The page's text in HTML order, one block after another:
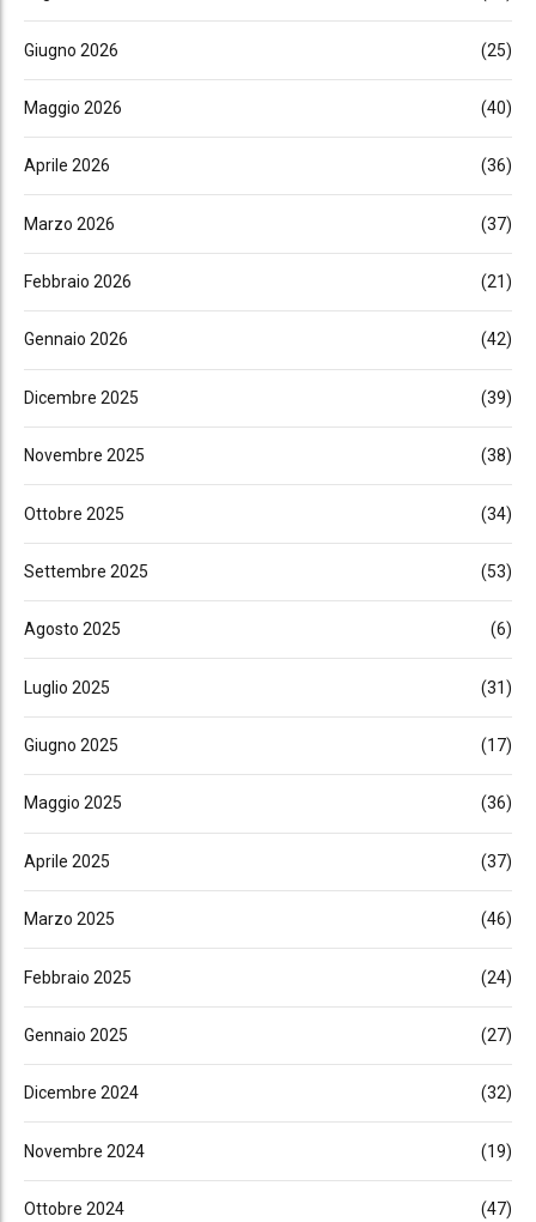
Giugno 2026 (25)
Maggio 2026 (40)
Aprile 2026 (36)
Marzo 2026 (37)
Febbraio 2026 (21)
Gennaio 2026 (42)
Dicembre 2025 (39)
Novembre 2025 (38)
Ottobre 2025 (34)
Settembre 2025 (53)
Agosto 2025 (6)
Luglio 2025 (31)
Giugno 2025 (17)
Maggio 2025 (36)
Aprile 2025 (37)
Marzo 2025 (46)
Febbraio 2025 (24)
Gennaio 2025 (27)
Dicembre 2024 (32)
Novembre 2024 (19)
Ottobre 2024 (47)